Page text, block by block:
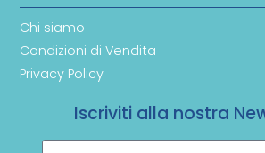
Chi siamo
Condizioni di Vendita
Privacy Policy
Iscriviti alla nostra